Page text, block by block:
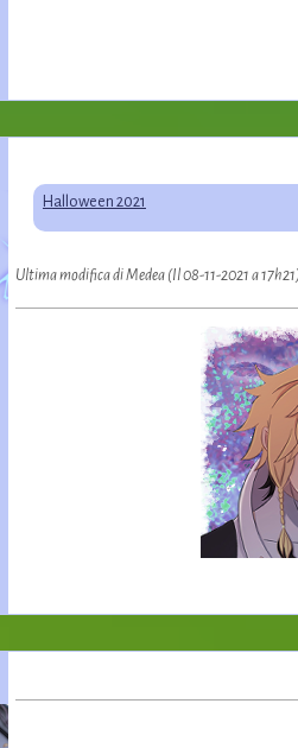
Halloween 2021
Ultima modifica di Medea (Il 08-11-2021 a